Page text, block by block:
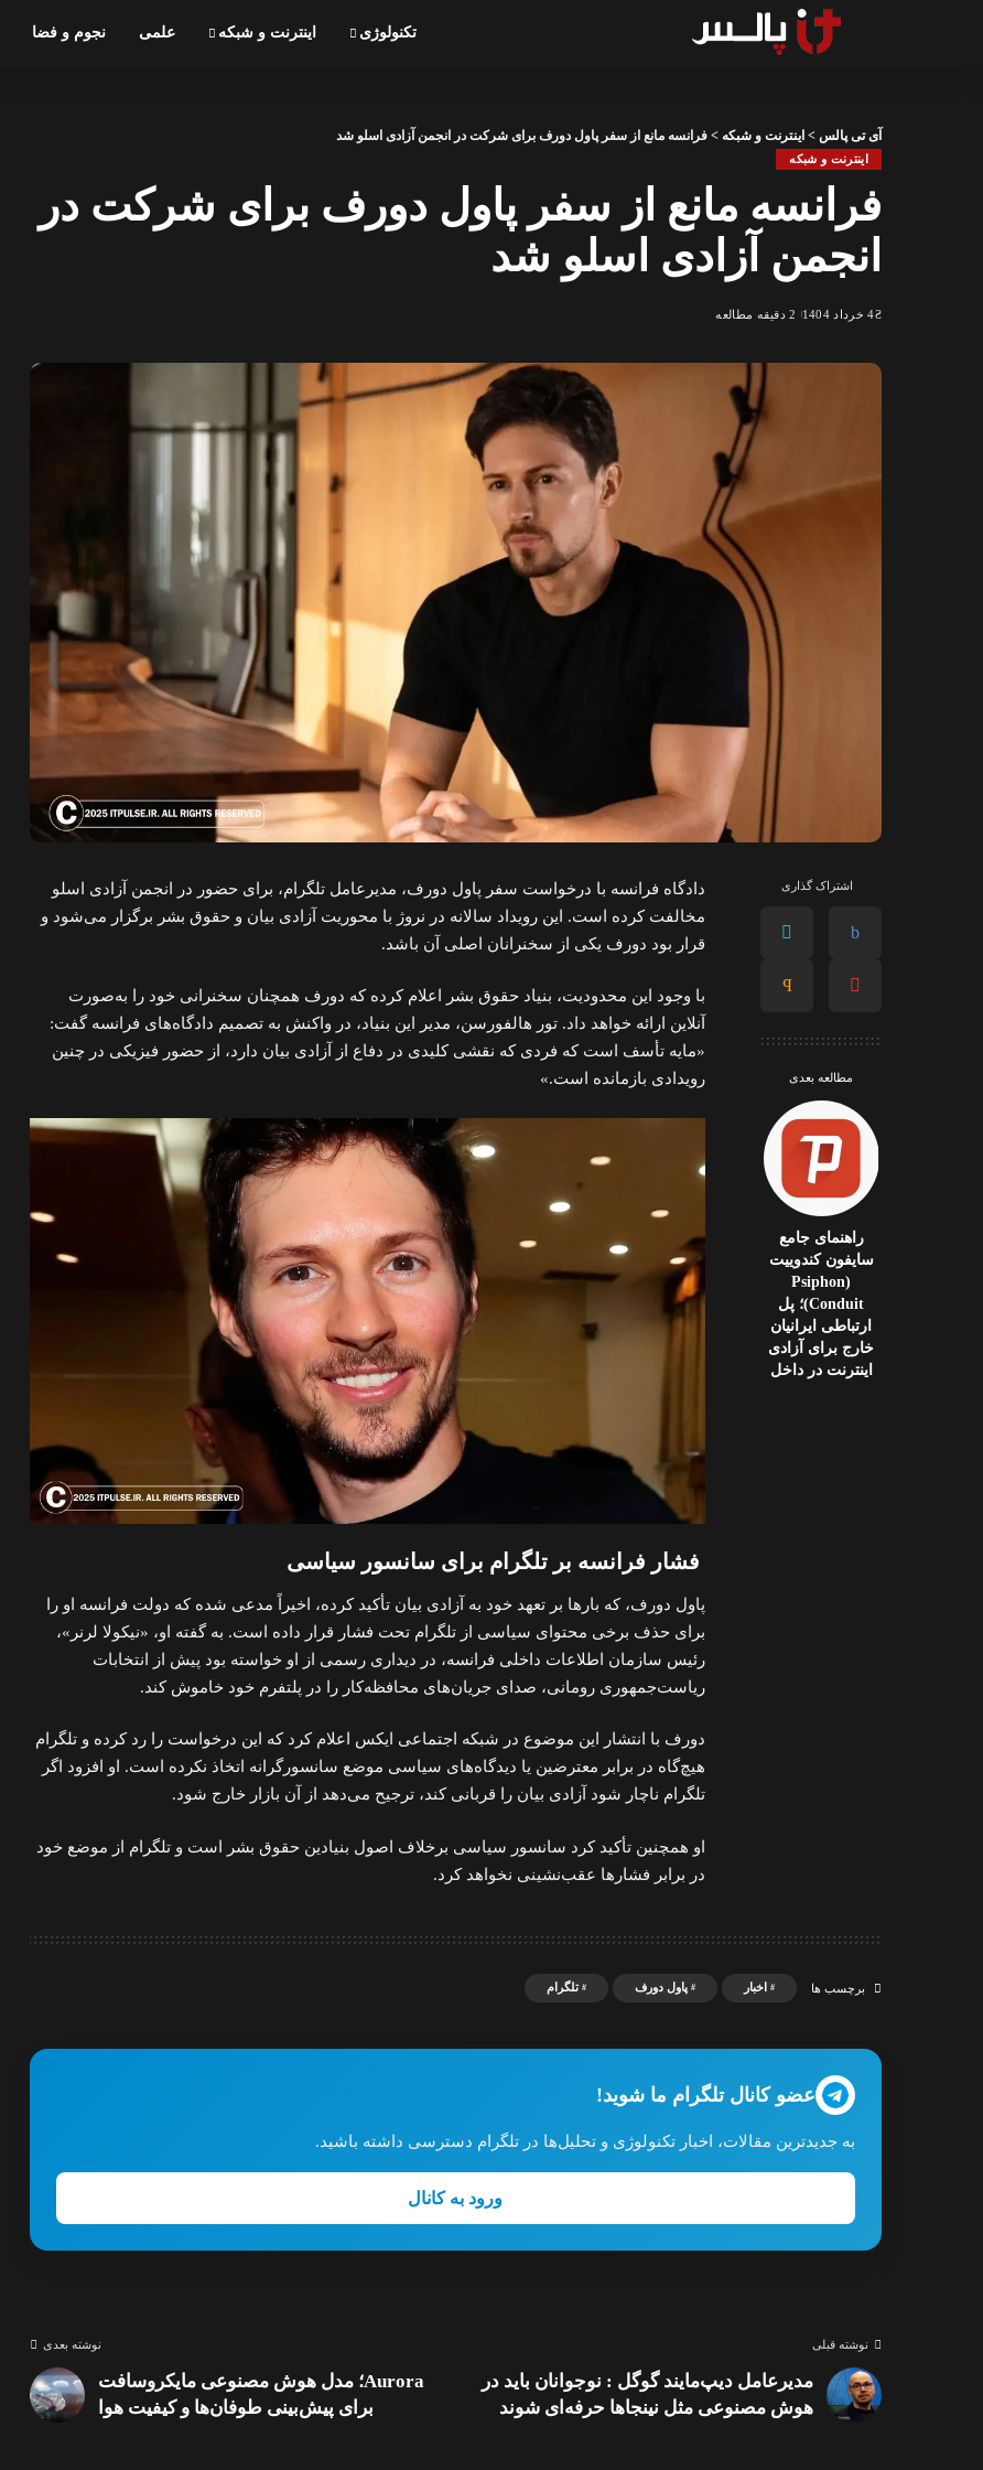
تکنولوژی اینترنت و شبکه علمی نجوم و فضا
آی تی پالس > اینترنت و شبکه > فرانسه مانع از سفر پاول دورف برای شرکت در انجمن آزادی اسلو شد
اینترنت و شبکه
فرانسه مانع از سفر پاول دورف برای شرکت در
انجمن آزادی اسلو شد
4 خرداد 1404 2 دقیقه مطالعه
اشتراک گذاری
مطالعه بعدی
راهنمای جامع
سایفون کندوییت
(Psiphon
Conduit)؛ پل
ارتباطی ایرانیان
خارج برای آزادی
اینترنت در داخل
دادگاه فرانسه با درخواست سفر پاول دورف، مدیرعامل تلگرام، برای حضور در انجمن آزادی اسلو
مخالفت کرده است. این رویداد سالانه در نروژ با محوریت آزادی بیان و حقوق بشر برگزار می‌شود و
قرار بود دورف یکی از سخنرانان اصلی آن باشد.
با وجود این محدودیت، بنیاد حقوق بشر اعلام کرده که دورف همچنان سخنرانی خود را به‌صورت
آنلاین ارائه خواهد داد. تور هالفورسن، مدیر این بنیاد، در واکنش به تصمیم دادگاه‌های فرانسه گفت:
«مایه تأسف است که فردی که نقشی کلیدی در دفاع از آزادی بیان دارد، از حضور فیزیکی در چنین
رویدادی بازمانده است.»
فشار فرانسه بر تلگرام برای سانسور سیاسی
پاول دورف، که بارها بر تعهد خود به آزادی بیان تأکید کرده، اخیراً مدعی شده که دولت فرانسه او را
برای حذف برخی محتوای سیاسی از تلگرام تحت فشار قرار داده است. به گفته او، «نیکولا لرنر»،
رئیس سازمان اطلاعات داخلی فرانسه، در دیداری رسمی از او خواسته بود پیش از انتخابات
ریاست‌جمهوری رومانی، صدای جریان‌های محافظه‌کار را در پلتفرم خود خاموش کند.
دورف با انتشار این موضوع در شبکه اجتماعی ایکس اعلام کرد که این درخواست را رد کرده و تلگرام
هیچ‌گاه در برابر معترضین یا دیدگاه‌های سیاسی موضع سانسورگرانه اتخاذ نکرده است. او افزود اگر
تلگرام ناچار شود آزادی بیان را قربانی کند، ترجیح می‌دهد از آن بازار خارج شود.
او همچنین تأکید کرد سانسور سیاسی برخلاف اصول بنیادین حقوق بشر است و تلگرام از موضع خود
در برابر فشارها عقب‌نشینی نخواهد کرد.
برچسب ها اخبار پاول دورف تلگرام
عضو کانال تلگرام ما شوید!
به جدیدترین مقالات، اخبار تکنولوژی و تحلیل‌ها در تلگرام دسترسی داشته باشید.
ورود به کانال
نوشته قبلی
مدیرعامل دیپ‌مایند گوگل : نوجوانان باید در
هوش مصنوعی مثل نینجاها حرفه‌ای شوند
نوشته بعدی
Aurora؛ مدل هوش مصنوعی مایکروسافت
برای پیش‌بینی طوفان‌ها و کیفیت هوا